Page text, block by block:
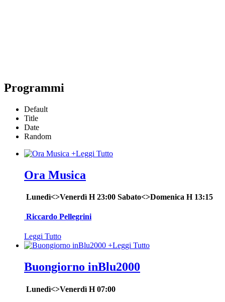
Programmi
Default
Title
Date
Random
+Leggi Tutto
Ora Musica
Lunedì<>Venerdì H 23:00 Sabato<>Domenica H 13:15
Riccardo Pellegrini
Leggi Tutto
+Leggi Tutto
Buongiorno inBlu2000
Lunedì<>Venerdì H 07:00